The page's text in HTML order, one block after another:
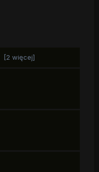
[2 więcej]